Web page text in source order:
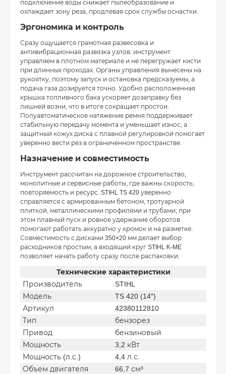
подключение воды снижает пылеобразование и
охлаждает зону реза, продлевая срок службы оснастки.
Эргономика и контроль
Сразу ощущается грамотная развесовка и
антивибрационная развязка узлов: инструмент
управляем в плотном материале и не перегружает кисти
при длинных проходах. Органы управления вынесены на
рукоятку, поэтому запуск и остановка предсказуемы, а
подача газа дозируется точно. Удобно расположенная
крышка топливного бака ускоряет дозаправку без
лишней возни, что в итоге сокращает простои.
Полуавтоматическое натяжение ремня поддерживает
стабильную передачу момента и уменьшает износ, а
защитный кожух диска с плавной регулировкой помогает
уверенно вести рез в ограниченном пространстве.
Назначение и совместимость
Инструмент рассчитан на дорожное строительство,
монолитные и сервисные работы, где важны скорость,
повторяемость и ресурс. STIHL TS 420 уверенно
справляется с армированным бетоном, тротуарной
плиткой, металлическими профилями и трубами; при
этом плавный пуск и ровное удержание оборотов
помогают работать аккуратно у кромок и на разметке.
Совместимость с дисками 350×20 мм делает выбор
расходников простым, а входящий круг STIHL K-ME
позволяет начать работу сразу после распаковки.
Технические характеристики
Производитель
STIHL
Модель
TS 420 (14″)
Артикул
42380112810
Тип
бензорез
Привод
бензиновый
Мощность
3,2 кВт
Мощность (л.с.)
4,4 л.с.
Объем двигателя
66,7 см³